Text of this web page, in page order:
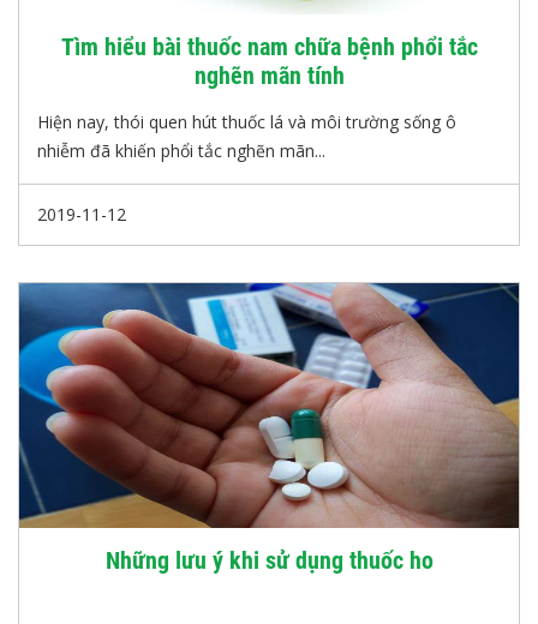
Tìm hiểu bài thuốc nam chữa bệnh phổi tắc
nghẽn mãn tính
Hiện nay, thói quen hút thuốc lá và môi trường sống ô
nhiễm đã khiến phổi tắc nghẽn mãn...
2019-11-12
Những lưu ý khi sử dụng thuốc ho